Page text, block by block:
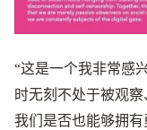
“这是一个我非常感
时无刻不处于被观
我们是否也能够拥有